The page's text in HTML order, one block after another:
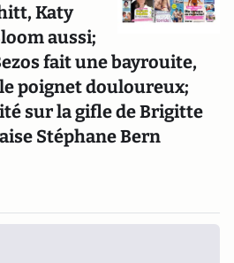
Katy
aussi;
fait une bayrouite,
poignet douloureux;
sur la gifle de Brigitte
Stéphane Bern